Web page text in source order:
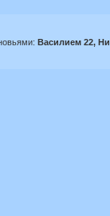
Василием 22,